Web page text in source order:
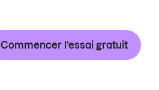
Commencer l’essai gratuit